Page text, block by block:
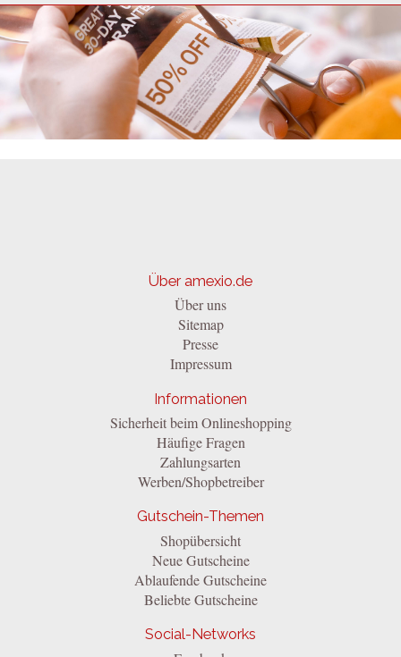
Über amexio.de
Über uns
Sitemap
Presse
Impressum
Informationen
Sicherheit beim Onlineshopping
Häufige Fragen
Zahlungsarten
Werben/Shopbetreiber
Gutschein-Themen
Shopübersicht
Neue Gutscheine
Ablaufende Gutscheine
Beliebte Gutscheine
Social-Networks